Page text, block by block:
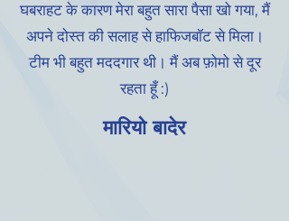
घबराहट के कारण मेरा बहुत सारा पैसा खो गया, मैं
अपने दोस्त की सलाह से हाफिजबॉट से मिला।
टीम भी बहुत मददगार थी। मैं अब फ़ोमो से दूर
रहता हूँ :)
मारियो बादेर